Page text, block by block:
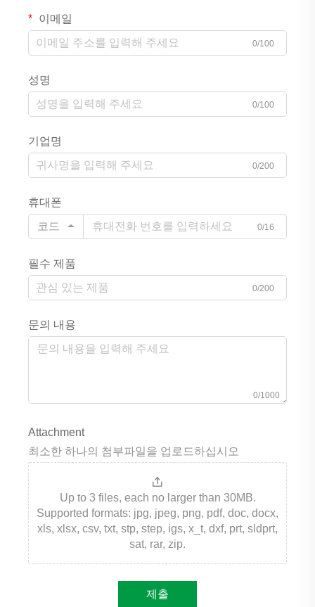
이메일
0/100
성명
0/100
기업명
0/200
휴대폰
코드
0/16
필수 제품
0/200
문의 내용
0/1000
Attachment
최소한 하나의 첨부파일을 업로드하십시오
Up to 3 files, each no larger than 30MB.
Supported formats: jpg, jpeg, png, pdf, doc, docx,
xls, xlsx, csv, txt, stp, step, igs, x_t, dxf, prt, sldprt,
sat, rar, zip.
제출